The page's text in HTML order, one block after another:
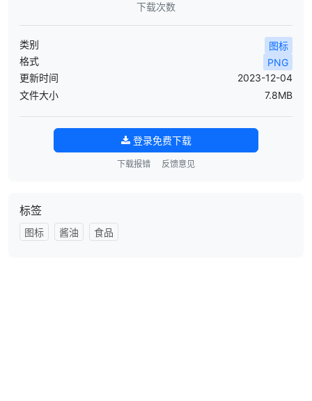
下载次数
类别
图标
格式
PNG
更新时间
2023-12-04
文件大小
7.8MB
登录免费下载
下载报错 反馈意见
标签
图标 酱油 食品